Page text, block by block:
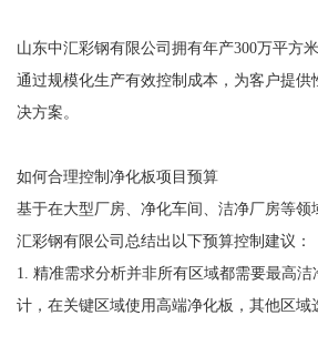
山东中汇彩钢有限公司拥有年产300万平方
通过规模化生产有效控制成本，为客户提供
决方案。
如何合理控制净化板项目预算
基于在大型厂房、净化车间、洁净厂房等领
汇彩钢有限公司总结出以下预算控制建议：
1. 精准需求分析并非所有区域都需要最高
计，在关键区域使用高端净化板，其他区域